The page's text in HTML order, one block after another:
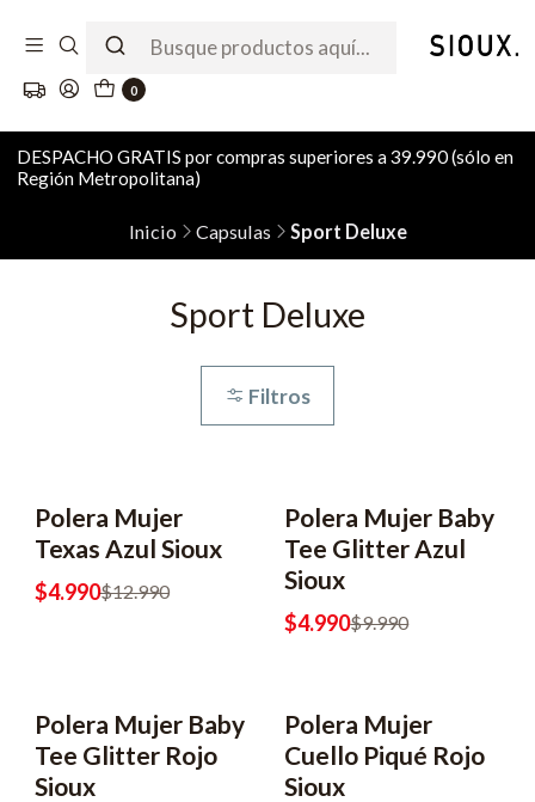
0
DESPACHO GRATIS por compras superiores a 39.990 (sólo en
Región Metropolitana)
Inicio Capsulas Sport Deluxe
Sport Deluxe
Filtros
-62% OFF
2x6990
Polera Mujer
Texas Azul Sioux
$4.990$12.990
-50% OFF
2x6990
Polera Mujer Baby
Tee Glitter Azul
Sioux
$4.990$9.990
-50% OFF
2x6990
Polera Mujer Baby
Tee Glitter Rojo
Sioux
-62% OFF
2x6990
Polera Mujer
Cuello Piqué Rojo
Sioux